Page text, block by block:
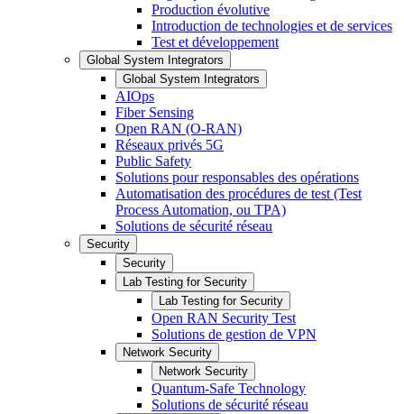
Production évolutive
Introduction de technologies et de services
Test et développement
Global System Integrators
Global System Integrators
AIOps
Fiber Sensing
Open RAN (O-RAN)
Réseaux privés 5G
Public Safety
Solutions pour responsables des opérations
Automatisation des procédures de test (Test
Process Automation, ou TPA)
Solutions de sécurité réseau
Security
Security
Lab Testing for Security
Lab Testing for Security
Open RAN Security Test
Solutions de gestion de VPN
Network Security
Network Security
Quantum-Safe Technology
Solutions de sécurité réseau